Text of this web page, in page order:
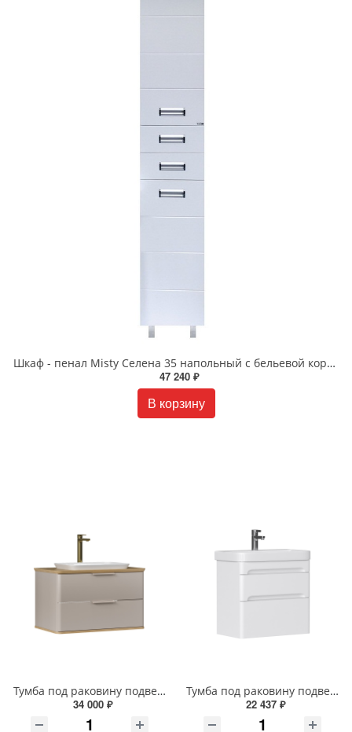
Шкаф - пенал Misty Селена 35 напольный с бельевой корзиной правый П-Сел05035-01БкП
47 240 ₽
В корзину
Тумба под раковину подвесная EQUIL Десерт 80.2Я/Desert 80.2Y с ручками в цвет амарок tpDSRT80.2Y-25R амарок/дуб
34 000 ₽
Тумба под раковину подвесная EQUIL Найс 70 см tpNICE70.2Y-05 белая
22 437 ₽